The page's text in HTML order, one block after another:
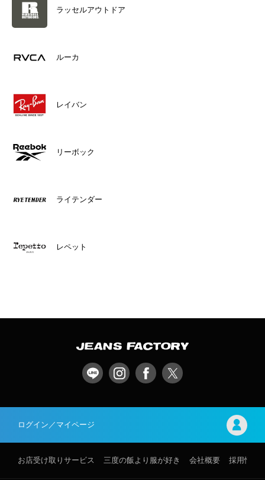
ラッセルアウトドア
ルーカ
レイバン
リーボック
ライテンダー
レペット
ログイン／マイページ
お店受け取りサービス 三度の飯より服が好き 会社概要 採用情報